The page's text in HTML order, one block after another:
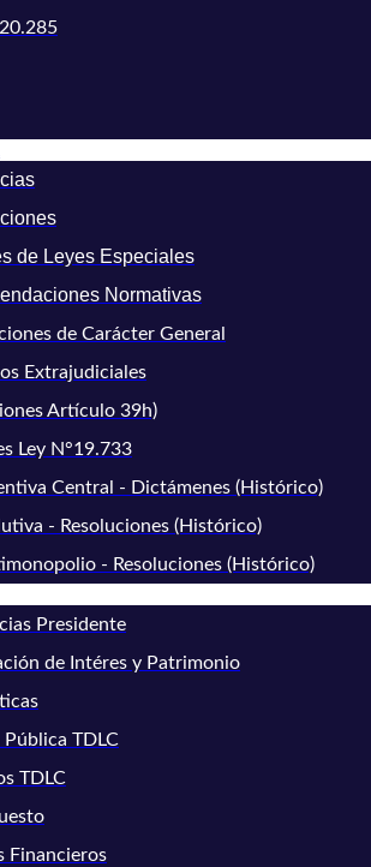
de Leyes Especiales
Normativas
de Carácter General
Extrajudiciales
Artículo 39h)
Ley N°19.733
Central - Dictámenes (Histórico)
- Resoluciones (Histórico)
- Resoluciones (Histórico)
Presidente
de Intéres y Patrimonio
TDLC
TDLC
Financieros